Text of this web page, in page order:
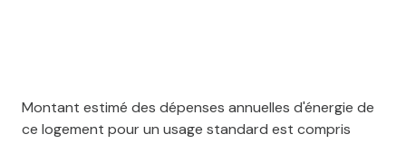
Montant estimé des dépenses annuelles d'énergie de
ce logement pour un usage standard est compris